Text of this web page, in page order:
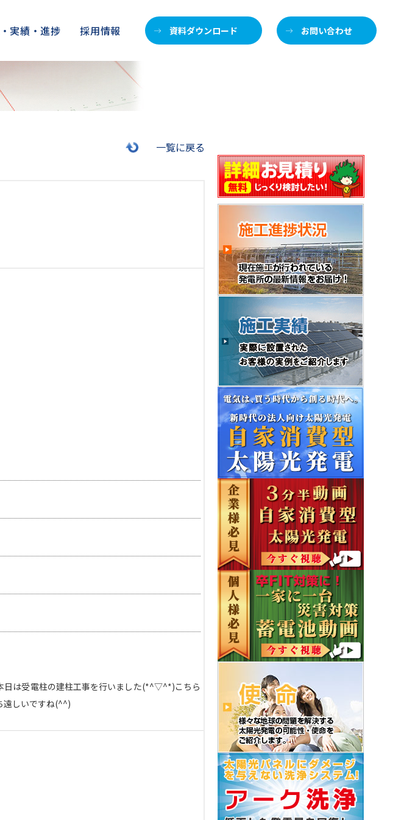
実績・進捗 採用情報 資料ダウンロード お問い合わせ
一覧に戻る
日は受電柱の建柱工事を行いました(*^▽^*)こちら
遠しいですね(^^)